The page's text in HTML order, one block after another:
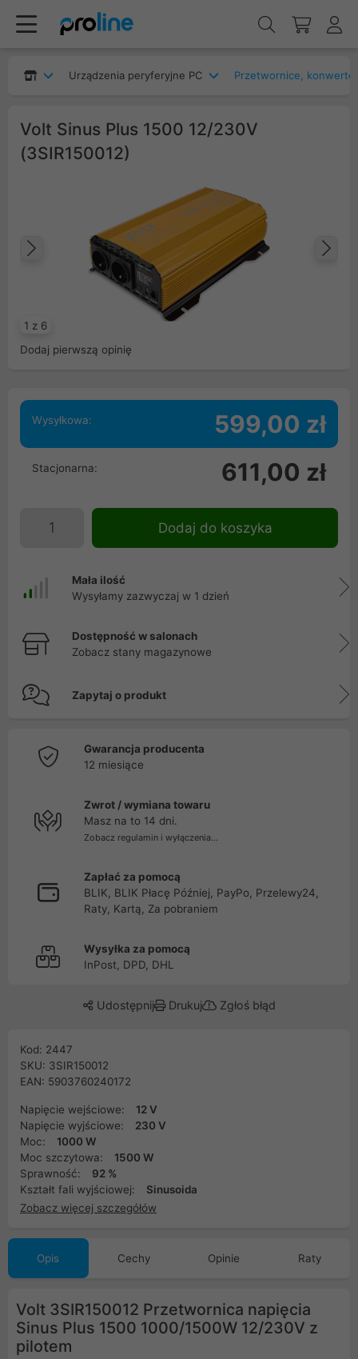
Urządzenia peryferyjne PC Przetwornice,
Volt Sinus Plus 1500 12/230V
(3SIR150012)
1 z 6
Poprzedni
Dodaj pierwszą opinię
Wysyłkowa: 599,00 zł
Stacjonarna: 611,00 zł
Dodaj do koszyka
Mała ilość
Wysyłamy zazwyczaj w 1 dzień
Dostępność w salonach
Zobacz stany magazynowe
Zapytaj o produkt
Gwarancja producenta
12 miesiące
Zwrot / wymiana towaru
Masz na to 14 dni.
Zobacz regulamin i wyłączenia...
Zapłać za pomocą
BLIK, BLIK Płacę Później, PayPo, Przelewy24,
Raty, Kartą, Za pobraniem
Wysyłka za pomocą
InPost, DPD, DHL
Udostępnij Drukuj Zgłoś błąd
Kod: 2447
SKU: 3SIR150012
EAN: 5903760240172
Napięcie wejściowe:
12 V
Napięcie wyjściowe:
230 V
Moc:
1000 W
Moc szczytowa:
1500 W
Sprawność:
92 %
Kształt fali wyjściowej:
Sinusoida
Zobacz więcej szczegółów
Opis Cechy Opinie Raty
Volt 3SIR150012 Przetwornica napięcia
Sinus Plus 1500 1000/1500W 12/230V z
pilotem